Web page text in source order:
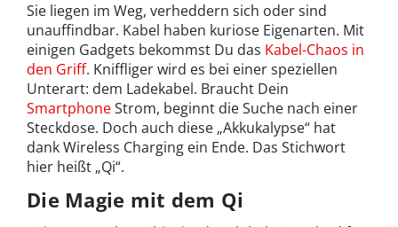
Sie liegen im Weg, verheddern sich oder sind
unauffindbar. Kabel haben kuriose Eigenarten. Mit
einigen Gadgets bekommst Du das Kabel-Chaos in
den Griff. Kniffliger wird es bei einer speziellen
Unterart: dem Ladekabel. Braucht Dein
SmartphoneStrom, beginnt die Suche nach einer
Steckdose. Doch auch diese „Akkukalypse“ hat
dank Wireless Charging ein Ende. Das Stichwort
hier heißt „Qi“.
Die Magie mit dem Qi